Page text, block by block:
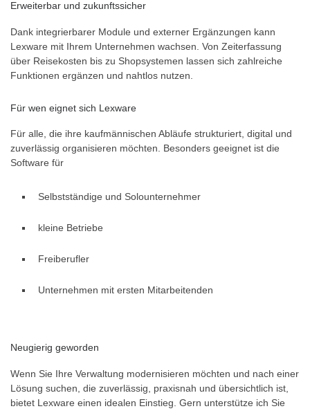
Erweiterbar und zukunftssicher
Dank integrierbarer Module und externer Ergänzungen kann
Lexware mit Ihrem Unternehmen wachsen. Von Zeiterfassung
über Reisekosten bis zu Shopsystemen lassen sich zahlreiche
Funktionen ergänzen und nahtlos nutzen.
Für wen eignet sich Lexware
Für alle, die ihre kaufmännischen Abläufe strukturiert, digital und
zuverlässig organisieren möchten. Besonders geeignet ist die
Software für
Selbstständige und Solounternehmer
kleine Betriebe
Freiberufler
Unternehmen mit ersten Mitarbeitenden
Neugierig geworden
Wenn Sie Ihre Verwaltung modernisieren möchten und nach einer
Lösung suchen, die zuverlässig, praxisnah und übersichtlich ist,
bietet Lexware einen idealen Einstieg. Gern unterstütze ich Sie